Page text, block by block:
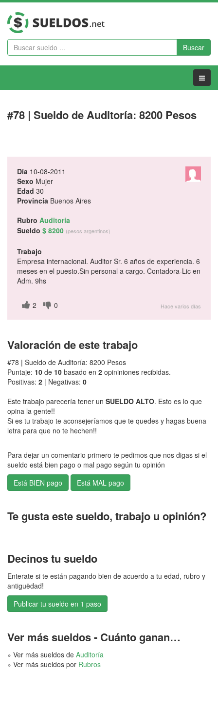
Buscar
Menu
#78 | Sueldo de Auditoría: 8200 Pesos
Día 10-08-2011
Sexo Mujer
Edad 30
Provincia Buenos Aires
Rubro Auditoría
Sueldo $ 8200 (pesos argentinos)
Trabajo
Empresa internacional. Auditor Sr. 6 años de experiencia. 6
meses en el puesto.Sin personal a cargo. Contadora-Lic en
Adm. 9hs
2 0 Hace varios días
Valoración de este trabajo
#78 | Sueldo de Auditoría: 8200 Pesos
Puntaje: 10 de 10 basado en 2 opininiones recibidas.
Positivas: 2 | Negativas: 0
Este trabajo parecería tener un SUELDO ALTO. Esto es lo que
opina la gente!!
Si es tu trabajo te aconsejeríamos que te quedes y hagas buena
letra para que no te hechen!!
Para dejar un comentario primero te pedimos que nos digas si el
sueldo está bien pago o mal pago según tu opinión
Te gusta este sueldo, trabajo u opinión?
Decinos tu sueldo
Enterate si te están pagando bien de acuerdo a tu edad, rubro y
antiguëdad!
Publicar tu sueldo en 1 paso
Ver más sueldos - Cuánto ganan…
» Ver más sueldos de Auditoría
» Ver más sueldos por Rubros